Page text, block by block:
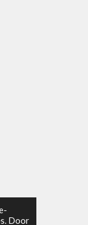
Door